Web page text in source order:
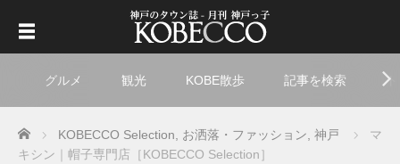
グルメ 観光 KOBE散歩 記事を検索
Home KOBECCO Selection お洒落・ファッション 神戸
マ
キシン｜帽子専門店［KOBECCO Selection］